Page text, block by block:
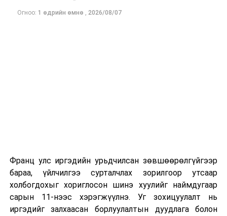
хүрээн дэх хамтын ажиллагаагаа үргэлжлүүлэхийг
Огноо: 1 өдрийн өмнө , 2026/08/07
Франц улс иргэдийн урьдчилсан зөвшөөрөлгүйгээр
бараа, үйлчилгээ сурталчлах зорилгоор утсаар
холбогдохыг хориглосон шинэ хуулийг наймдугаар
сарын 11-нээс хэрэгжүүлнэ. Уг зохицуулалт нь
иргэдийг залхаасан борлуулалтын дуудлага болон